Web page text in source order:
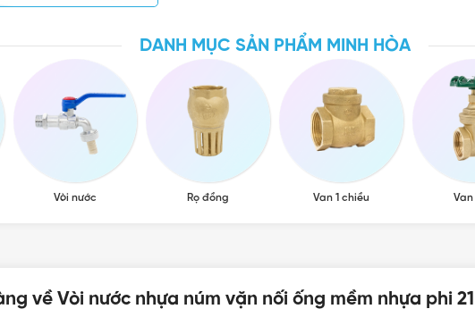
VẬT TƯ 365 - NHÀ PHÂN PHỐI THIẾT BỊ ĐIỆN NƯỚC CHUYÊN
DANH MỤC SẢN PHẨM MINH HÒA
Vòi nước Rọ đồng Van 1 chiều
về Vòi nước nhựa núm vặn nối ống mềm nhựa phi